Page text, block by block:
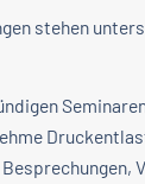
stehen